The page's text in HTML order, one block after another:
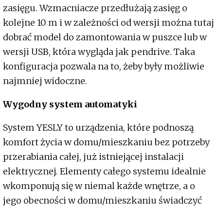
zasięgu. Wzmacniacze przedłużają zasięg o
kolejne 10 m i w zależności od wersji można tutaj
dobrać model do zamontowania w puszce lub w
wersji USB, która wygląda jak pendrive. Taka
konfiguracja pozwala na to, żeby były możliwie
najmniej widoczne.
Wygodny system automatyki
System YESLY to urządzenia, które podnoszą
komfort życia w domu/mieszkaniu bez potrzeby
przerabiania całej, już istniejącej instalacji
elektrycznej. Elementy całego systemu idealnie
wkomponują się w niemal każde wnętrze, a o
jego obecności w domu/mieszkaniu świadczyć